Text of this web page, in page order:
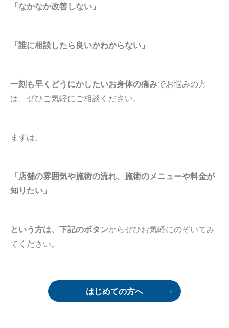
「なかなか改善しない」
「誰に相談したら良いかわからない」
一刻も早くどうにかしたいお身体の痛みでお悩みの方
は、ぜひご気軽にご相談ください。
まずは、
「店舗の雰囲気や施術の流れ、施術のメニューや料金が
知りたい」
という方は、下記のボタンからぜひお気軽にのぞいてみ
てください。
はじめての方へ